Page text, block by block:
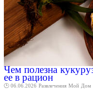
Чем полезна
ее в рацион
🕑 06.06.2026 Развлечения Мой Дом